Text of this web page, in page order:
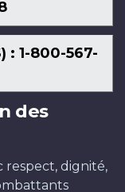
: 1-800-567-
des
respect, dignité,